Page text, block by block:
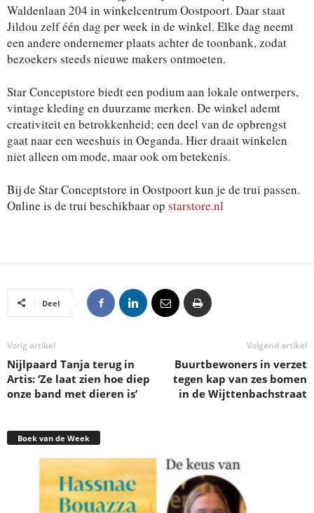
Waldenlaan 204 in winkelcentrum Oostpoort. Daar staat
Jildou zelf één dag per week in de winkel. Elke dag neemt
een andere ondernemer plaats achter de toonbank, zodat
bezoekers steeds nieuwe makers ontmoeten.
Star Conceptstore biedt een podium aan lokale ontwerpers,
vintage kleding en duurzame merken. De winkel ademt
creativiteit en betrokkenheid; een deel van de opbrengst
gaat naar een weeshuis in Oeganda. Hier draait winkelen
niet alleen om mode, maar ook om betekenis.
Bij de Star Conceptstore in Oostpoort kun je de trui passen.
Online is de trui beschikbaar op starstore.nl
Deel
Vorig artikel
Nijlpaard Tanja terug in
Artis: ‘Ze laat zien hoe diep
onze band met dieren is’
Volgend artikel
Buurtbewoners in verzet
tegen kap van zes bomen
in de Wijttenbachstraat
Boek van de Week